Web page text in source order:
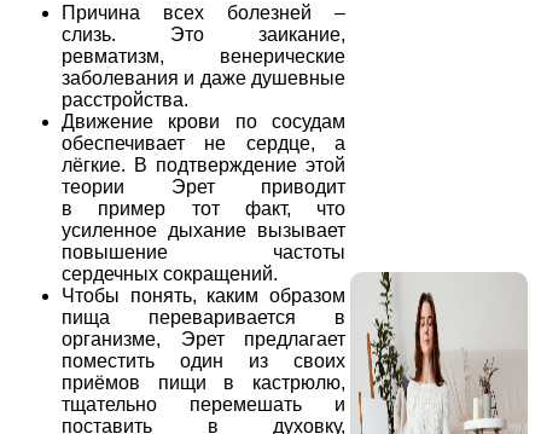
Причина всех болезней –
слизь. Это заикание,
ревматизм, венерические
заболевания и даже душевные
расстройства.
Движение крови по сосудам
обеспечивает не сердце, а
лёгкие. В подтверждение этой
теории Эрет приводит
в пример тот факт, что
усиленное дыхание вызывает
повышение частоты
сердечных сокращений.
Чтобы понять, каким образом
пища переваривается в
организме, Эрет предлагает
поместить один из своих
приёмов пищи в кастрюлю,
тщательно перемешать и
поставить в духовку,